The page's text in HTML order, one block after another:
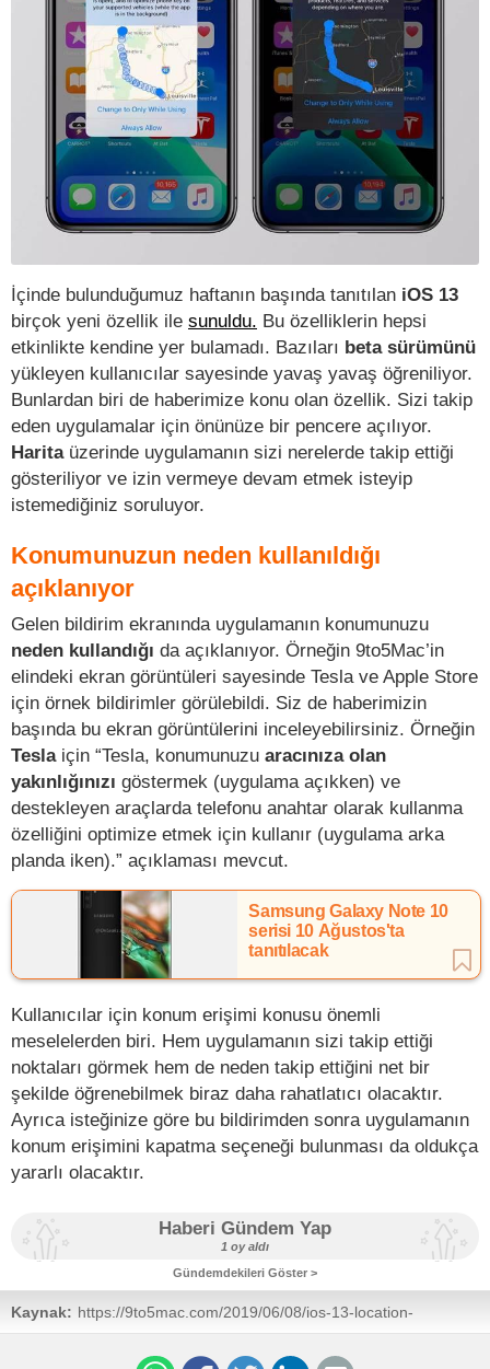
İçinde bulunduğumuz haftanın başında tanıtılan iOS 13
birçok yeni özellik ile sunuldu. Bu özelliklerin hepsi
etkinlikte kendine yer bulamadı. Bazıları beta sürümünü
yükleyen kullanıcılar sayesinde yavaş yavaş öğreniliyor.
Bunlardan biri de haberimize konu olan özellik. Sizi takip
eden uygulamalar için önünüze bir pencere açılıyor.
Harita üzerinde uygulamanın sizi nerelerde takip ettiği
gösteriliyor ve izin vermeye devam etmek isteyip
istemediğiniz soruluyor.
Konumunuzun neden kullanıldığı
açıklanıyor
Gelen bildirim ekranında uygulamanın konumunuzu
neden kullandığı da açıklanıyor. Örneğin 9to5Mac’in
elindeki ekran görüntüleri sayesinde Tesla ve Apple Store
için örnek bildirimler görülebildi. Siz de haberimizin
başında bu ekran görüntülerini inceleyebilirsiniz. Örneğin
Teslaiçin “Tesla, konumunuzu aracınıza olan
yakınlığınızı göstermek (uygulama açıkken) ve
destekleyen araçlarda telefonu anahtar olarak kullanma
özelliğini optimize etmek için kullanır (uygulama arka
planda iken).” açıklaması mevcut.
Samsung Galaxy Note 10
serisi 10 Ağustos'ta
tanıtılacak
Kullanıcılar için konum erişimi konusu önemli
meselelerden biri. Hem uygulamanın sizi takip ettiği
noktaları görmek hem de neden takip ettiğini net bir
şekilde öğrenebilmek biraz daha rahatlatıcı olacaktır.
Ayrıca isteğinize göre bu bildirimden sonra uygulamanın
konum erişimini kapatma seçeneği bulunması da oldukça
yararlı olacaktır.
Haberi Gündem Yap
1 oy aldı
Gündemdekileri Göster >
Kaynak: https://9to5mac.com/2019/06/08/ios-13-location-
permissions/